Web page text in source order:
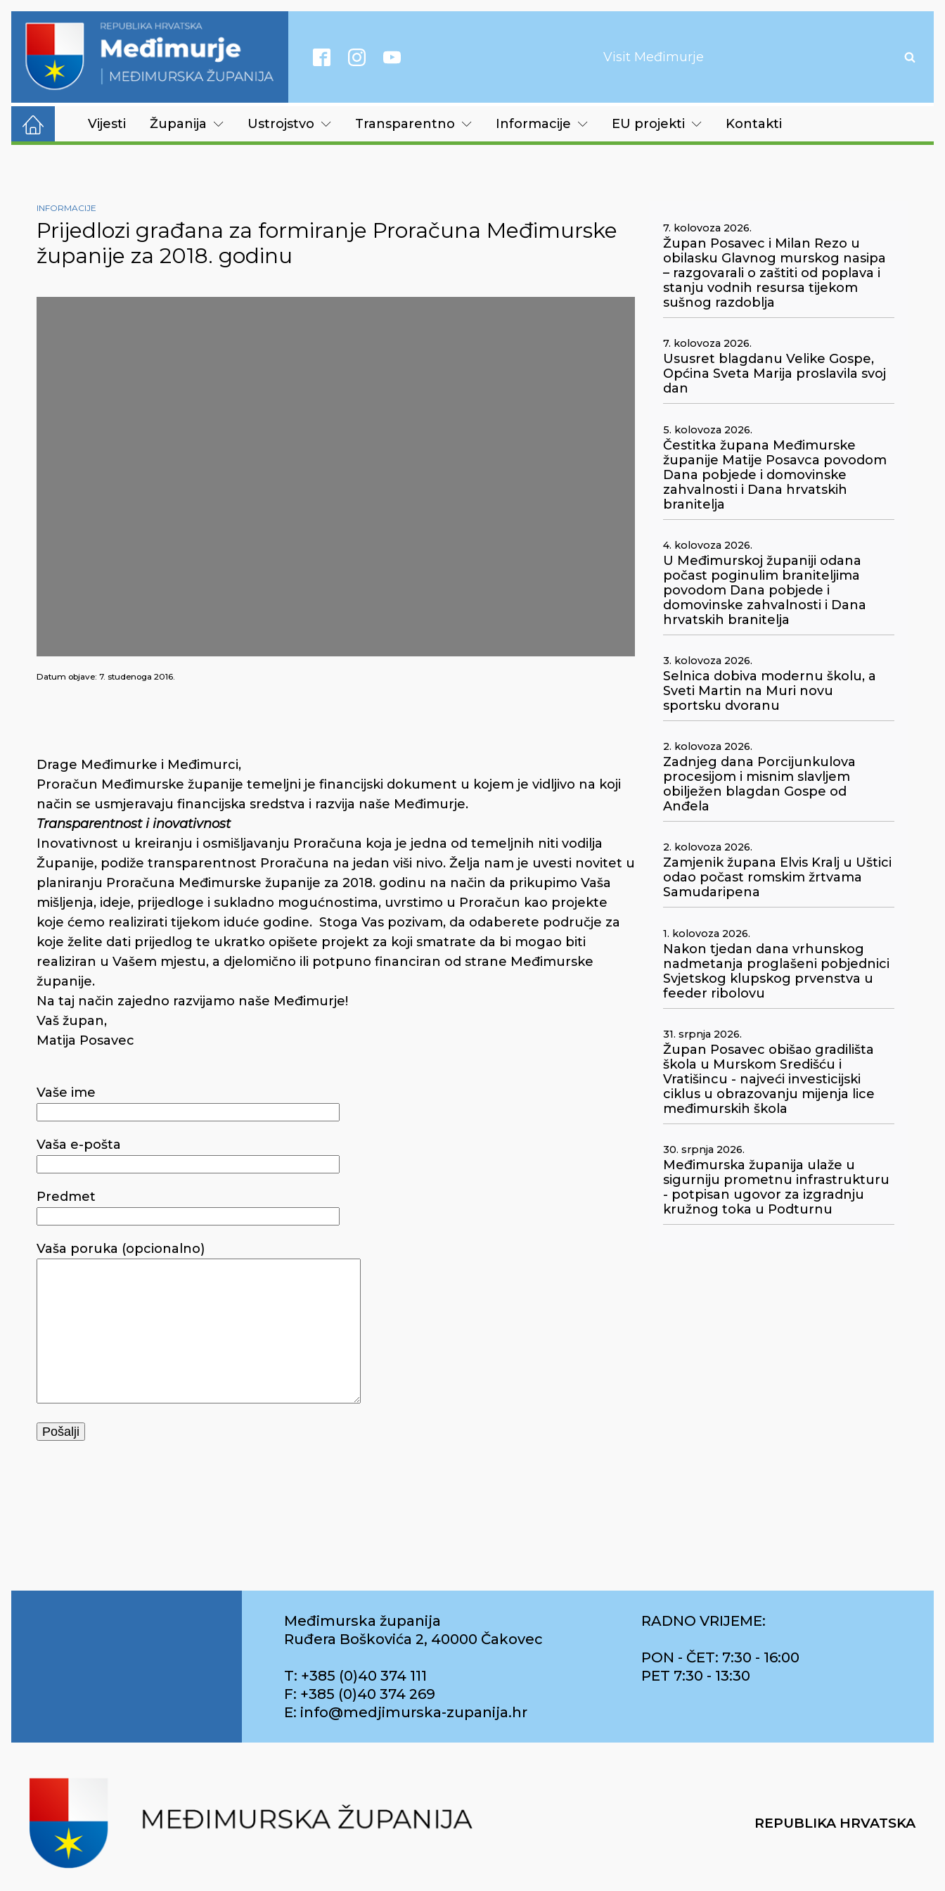
Visit Međimurje
Vijesti Županija Ustrojstvo Transparentno Informacije EU projekti Kontakti
INFORMACIJE
Prijedlozi građana za formiranje Proračuna Međimurske
županije za 2018. godinu
Datum objave: 7. studenoga 2016.
Drage Međimurke i Međimurci,
Proračun Međimurske županije temeljni je financijski dokument u kojem je vidljivo na koji
način se usmjeravaju financijska sredstva i razvija naše Međimurje.
Transparentnost i inovativnost
Inovativnost u kreiranju i osmišljavanju Proračuna koja je jedna od temeljnih niti vodilja
Županije, podiže transparentnost Proračuna na jedan viši nivo. Želja nam je uvesti novitet u
planiranju Proračuna Međimurske županije za 2018. godinu na način da prikupimo Vaša
mišljenja, ideje, prijedloge i sukladno mogućnostima, uvrstimo u Proračun kao projekte
koje ćemo realizirati tijekom iduće godine. Stoga Vas pozivam, da odaberete područje za
koje želite dati prijedlog te ukratko opišete projekt za koji smatrate da bi mogao biti
realiziran u Vašem mjestu, a djelomično ili potpuno financiran od strane Međimurske
županije.
Na taj način zajedno razvijamo naše Međimurje!
Vaš župan,
Matija Posavec
Vaše ime
Vaša e-pošta
Predmet
Vaša poruka (opcionalno)
7. kolovoza 2026.
Župan Posavec i Milan Rezo u
obilasku Glavnog murskog nasipa
– razgovarali o zaštiti od poplava i
stanju vodnih resursa tijekom
sušnog razdoblja
7. kolovoza 2026.
Ususret blagdanu Velike Gospe,
Općina Sveta Marija proslavila svoj
dan
5. kolovoza 2026.
Čestitka župana Međimurske
županije Matije Posavca povodom
Dana pobjede i domovinske
zahvalnosti i Dana hrvatskih
branitelja
4. kolovoza 2026.
U Međimurskoj županiji odana
počast poginulim braniteljima
povodom Dana pobjede i
domovinske zahvalnosti i Dana
hrvatskih branitelja
3. kolovoza 2026.
Selnica dobiva modernu školu, a
Sveti Martin na Muri novu
sportsku dvoranu
2. kolovoza 2026.
Zadnjeg dana Porcijunkulova
procesijom i misnim slavljem
obilježen blagdan Gospe od
Anđela
2. kolovoza 2026.
Zamjenik župana Elvis Kralj u Uštici
odao počast romskim žrtvama
Samudaripena
1. kolovoza 2026.
Nakon tjedan dana vrhunskog
nadmetanja proglašeni pobjednici
Svjetskog klupskog prvenstva u
feeder ribolovu
31. srpnja 2026.
Župan Posavec obišao gradilišta
škola u Murskom Središću i
Vratišincu - najveći investicijski
ciklus u obrazovanju mijenja lice
međimurskih škola
30. srpnja 2026.
Međimurska županija ulaže u
sigurniju prometnu infrastrukturu
- potpisan ugovor za izgradnju
kružnog toka u Podturnu
Međimurska županija
Ruđera Boškovića 2, 40000 Čakovec
T: +385 (0)40 374 111
F: +385 (0)40 374 269
E: info@medjimurska-zupanija.hr
RADNO VRIJEME:
PON - ČET: 7:30 - 16:00
PET 7:30 - 13:30
REPUBLIKA HRVATSKA